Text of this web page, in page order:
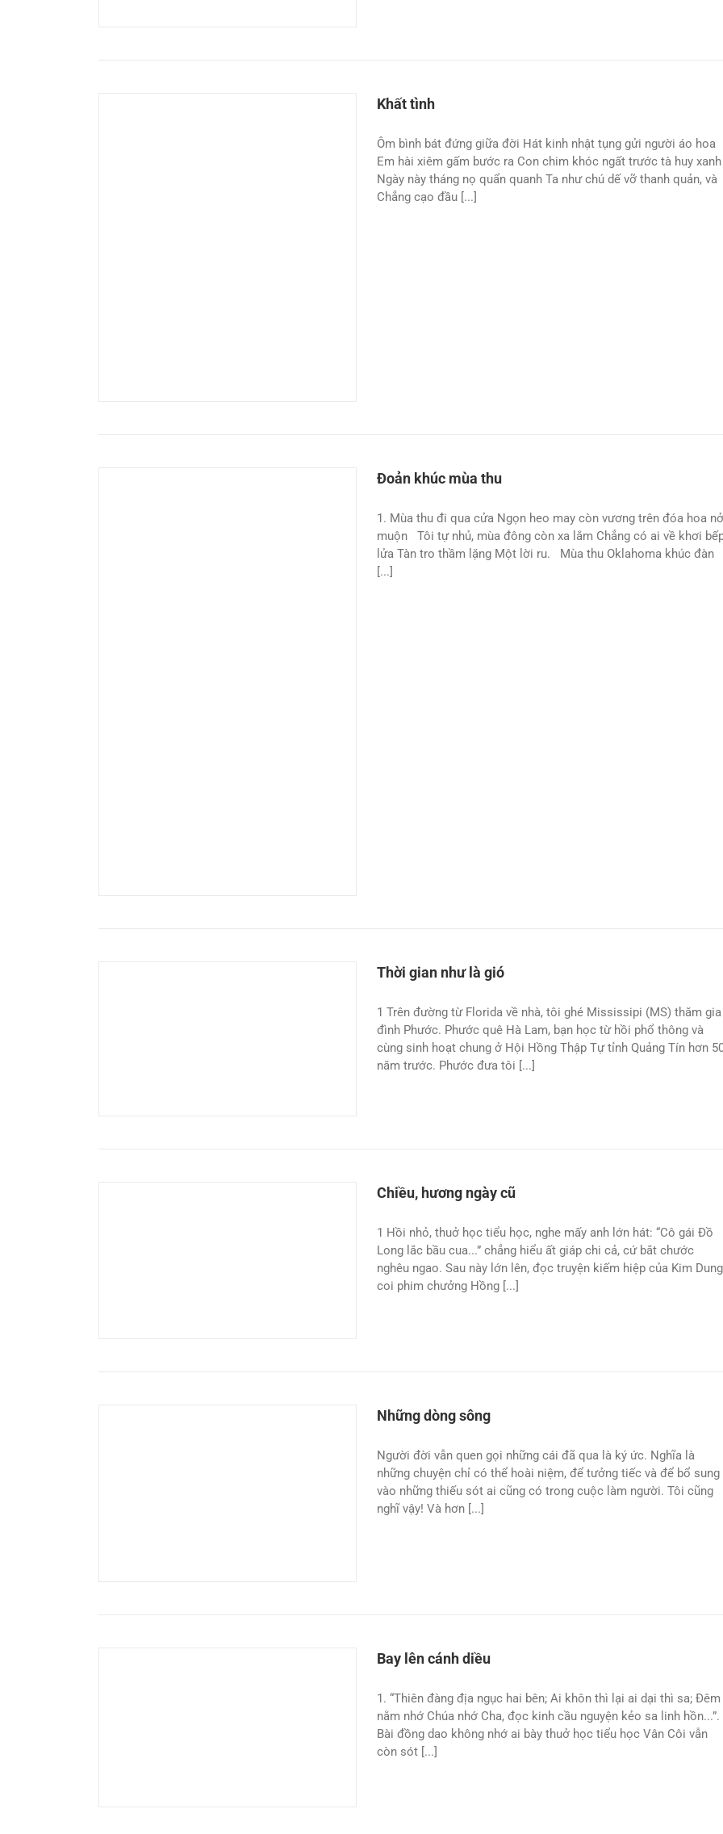
Khất tình
Ôm bình bát đứng giữa đời Hát kinh nhật tụng gửi người áo hoa
Em hài xiêm gấm bước ra Con chim khóc ngất trước tà huy xanh
Ngày này tháng nọ quẩn quanh Ta như chú dế vỡ thanh quản, và
Chẳng cạo đầu [...]
Đoản khúc mùa thu
1. Mùa thu đi qua cửa Ngọn heo may còn vương trên đóa hoa nở
muộn Tôi tự nhủ, mùa đông còn xa lắm Chẳng có ai về khơi
lửa Tàn tro thầm lặng Một lời ru. Mùa thu Oklahoma khúc đàn
[...]
Thời gian như là gió
1 Trên đường từ Florida về nhà, tôi ghé Mississipi (MS) thăm gia
đình Phước. Phước quê Hà Lam, bạn học từ hồi phổ thông và
cùng sinh hoạt chung ở Hội Hồng Thập Tự tỉnh Quảng Tín hơn
năm trước. Phước đưa tôi [...]
Chiều, hương ngày cũ
1 Hồi nhỏ, thuở học tiểu học, nghe mấy anh lớn hát: “Cô gái Ðồ
Long lắc bầu cua...” chẳng hiểu ất giáp chi cả, cứ bắt chước
nghêu ngao. Sau này lớn lên, đọc truyện kiếm hiệp của Kim
coi phim chưởng Hồng [...]
Những dòng sông
Người đời vẫn quen gọi những cái đã qua là ký ức. Nghĩa là
những chuyện chỉ có thể hoài niệm, để tưởng tiếc và để bổ sung
vào những thiếu sót ai cũng có trong cuộc làm người. Tôi cũng
nghĩ vậy! Và hơn [...]
Bay lên cánh diều
1. “Thiên đàng địa ngục hai bên; Ai khôn thì lại ai dại thì sa; Ðêm
nằm nhớ Chúa nhớ Cha, đọc kinh cầu nguyện kẻo sa linh hồn...”.
Bài đồng dao không nhớ ai bày thuở học tiểu học Vân Côi vẫn
còn sót [...]